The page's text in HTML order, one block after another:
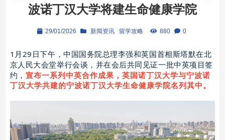
波诺丁汉大学将建生命健康学院
29/01/2026 新闻资讯 留学攻略 880 0
1月29日下午，中国国务院总理李强和英国首相斯塔默在北
京人民大会堂举行会谈，并在会后共同见证一批中英项目签
约， 宣布一系列中英合作成果，英国诺丁汉大学与宁波诺
丁汉大学共建的宁波诺丁汉大学生命健康学院名列其中。